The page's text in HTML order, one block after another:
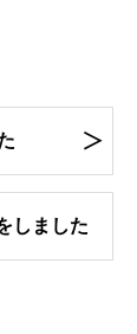
しました